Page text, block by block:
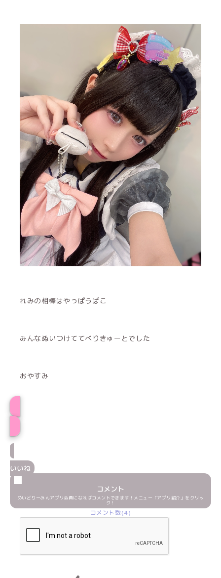
れみの相棒はやっぱうぱこ
みんなぬいつけててべりきゅーとでした
おやすみ
いいね
コメント
めいどりーみんアプリ会員になればコメントできます！メニュー「アプリ紹介」をクリッ
ク！
コメント数(4)